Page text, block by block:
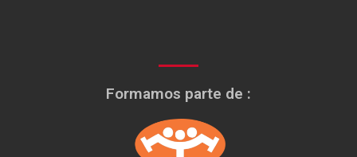
Formamos parte de :